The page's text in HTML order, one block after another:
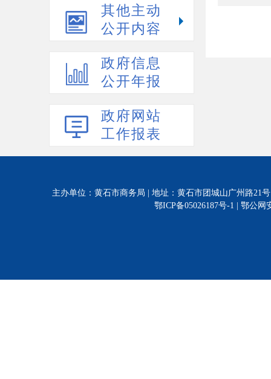
其他主动
公开内容
政府信息
公开年报
政府网站
工作报表
主办单位：黄石市商务局 | 地址：黄石市团城山广州路21号
鄂ICP备05026187号-1 | 鄂公网